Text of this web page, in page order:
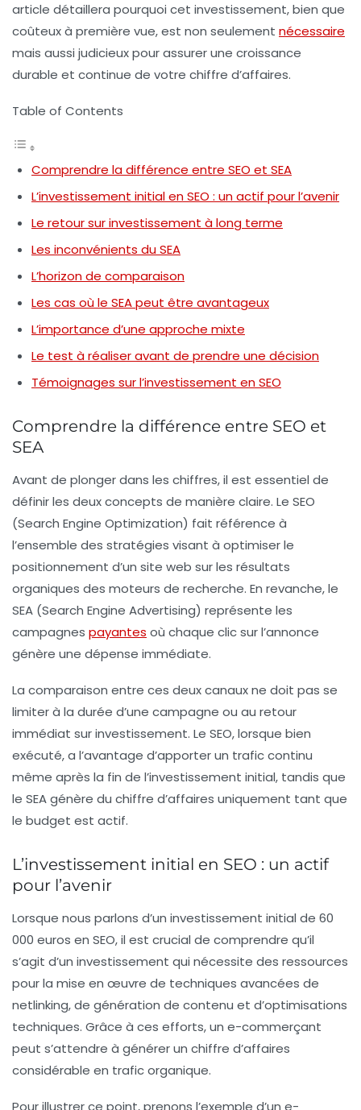
article détaillera pourquoi cet investissement, bien que
coûteux à première vue, est non seulement nécessaire
mais aussi judicieux pour assurer une croissance
durable et continue de votre chiffre d’affaires.
Table of Contents
Comprendre la différence entre SEO et SEA
L’investissement initial en SEO : un actif pour l’avenir
Le retour sur investissement à long terme
Les inconvénients du SEA
L’horizon de comparaison
Les cas où le SEA peut être avantageux
L’importance d’une approche mixte
Le test à réaliser avant de prendre une décision
Témoignages sur l’investissement en SEO
Comprendre la différence entre SEO et
SEA
Avant de plonger dans les chiffres, il est essentiel de
définir les deux concepts de manière claire. Le SEO
(Search Engine Optimization) fait référence à
l’ensemble des stratégies visant à optimiser le
positionnement d’un site web sur les résultats
organiques des moteurs de recherche. En revanche, le
SEA (Search Engine Advertising) représente les
campagnes payantes où chaque clic sur l’annonce
génère une dépense immédiate.
La comparaison entre ces deux canaux ne doit pas se
limiter à la durée d’une campagne ou au retour
immédiat sur investissement. Le SEO, lorsque bien
exécuté, a l’avantage d’apporter un trafic continu
même après la fin de l’investissement initial, tandis que
le SEA génère du chiffre d’affaires uniquement tant que
le budget est actif.
L’investissement initial en SEO : un actif
pour l’avenir
Lorsque nous parlons d’un investissement initial de 60
000 euros en SEO, il est crucial de comprendre qu’il
s’agit d’un investissement qui nécessite des ressources
pour la mise en œuvre de techniques avancées de
netlinking, de génération de contenu et d’optimisations
techniques. Grâce à ces efforts, un e-commerçant
peut s’attendre à générer un chiffre d’affaires
considérable en trafic organique.